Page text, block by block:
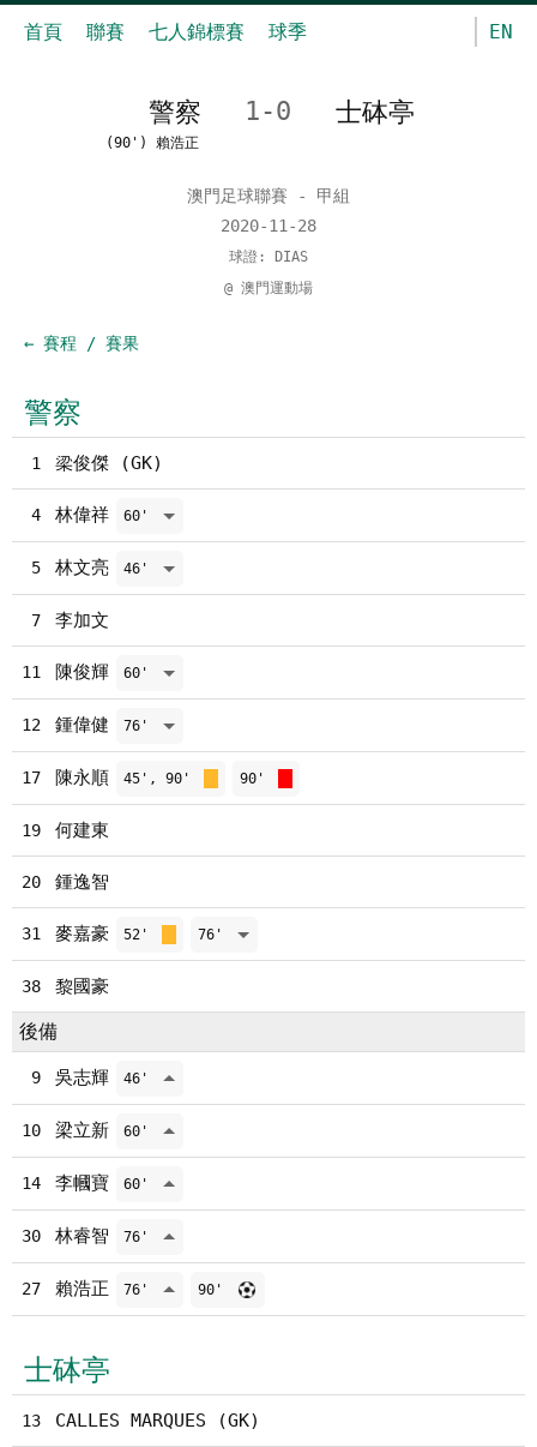
首頁 聯賽 七人錦標賽 球季 EN
警察 1-0 士砵亭
(90') 賴浩正
澳門足球聯賽 - 甲組
2020-11-28
球證: DIAS
@ 澳門運動場
← 賽程 / 賽果
警察
1 梁俊傑 (GK)
4 林偉祥 60'
5 林文亮 46'
7 李加文
11 陳俊輝 60'
12 鍾偉健 76'
17 陳永順 45', 90' 90'
19 何建東
20 鍾逸智
31 麥嘉豪 52' 76'
38 黎國豪
後備
9 吳志輝 46'
10 梁立新 60'
14 李幗寶 60'
30 林睿智 76'
27 賴浩正 76' 90'
士砵亭
13 CALLES MARQUES (GK)